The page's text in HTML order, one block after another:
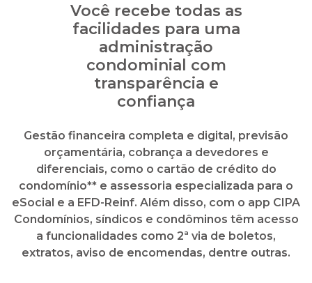
Gestão financeira completa e digital, previsão
orçamentária, cobrança a devedores e
diferenciais, como o cartão de crédito do
condomínio** e assessoria especializada para o
eSocial e a EFD-Reinf. Além disso, com o app CIPA
Condomínios, síndicos e condôminos têm acesso
a funcionalidades como 2ª via de boletos,
extratos, aviso de encomendas, dentre outras.